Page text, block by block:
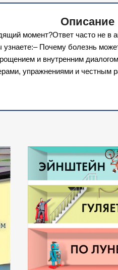
Описание
момент?Ответ часто не в
Почему болезнь
и внутренним
упражнениями и честным